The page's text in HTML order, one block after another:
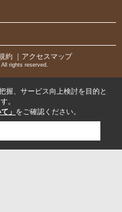
約 ｜アクセスマップ
rights reserved.
握、サービス向上検討を目的と
。
」 をご確認ください。